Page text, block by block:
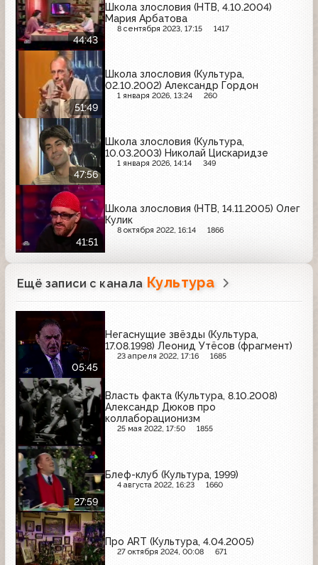
44:43
Школа злословия (НТВ, 4.10.2004)
Мария Арбатова
8 сентября 2023, 17:15 1417
51:49
Школа злословия (Культура,
02.10.2002) Александр Гордон
1 января 2026, 13:24 260
47:56
Школа злословия (Культура,
10.03.2003) Николай Цискаридзе
1 января 2026, 14:14 349
41:51
Школа злословия (НТВ, 14.11.2005) Олег
Кулик
8 октября 2022, 16:14 1866
Ещё записи с канала Культура
05:45
Негаснущие звёзды (Культура,
17.08.1998) Леонид Утёсов (фрагмент)
23 апреля 2022, 17:16 1685
Власть факта (Культура, 8.10.2008)
Александр Дюков про
коллаборационизм
25 мая 2022, 17:50 1855
27:59
Блеф-клуб (Культура, 1999)
4 августа 2022, 16:23 1660
Про ART (Культура, 4.04.2005)
27 октября 2024, 00:08 671